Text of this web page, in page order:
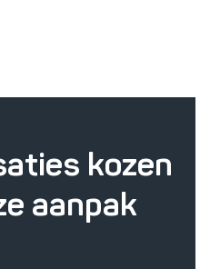
kozen
aanpak